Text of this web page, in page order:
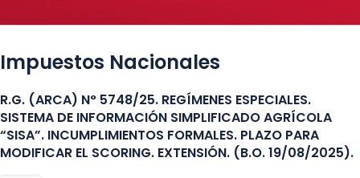
Impuestos Nacionales
R.G. (ARCA) N° 5748/25. REGÍMENES ESPECIALES.
SISTEMA DE INFORMACIÓN SIMPLIFICADO AGRÍCOLA
“SISA”. INCUMPLIMIENTOS FORMALES. PLAZO PARA
MODIFICAR EL SCORING. EXTENSIÓN. (B.O. 19/08/2025).